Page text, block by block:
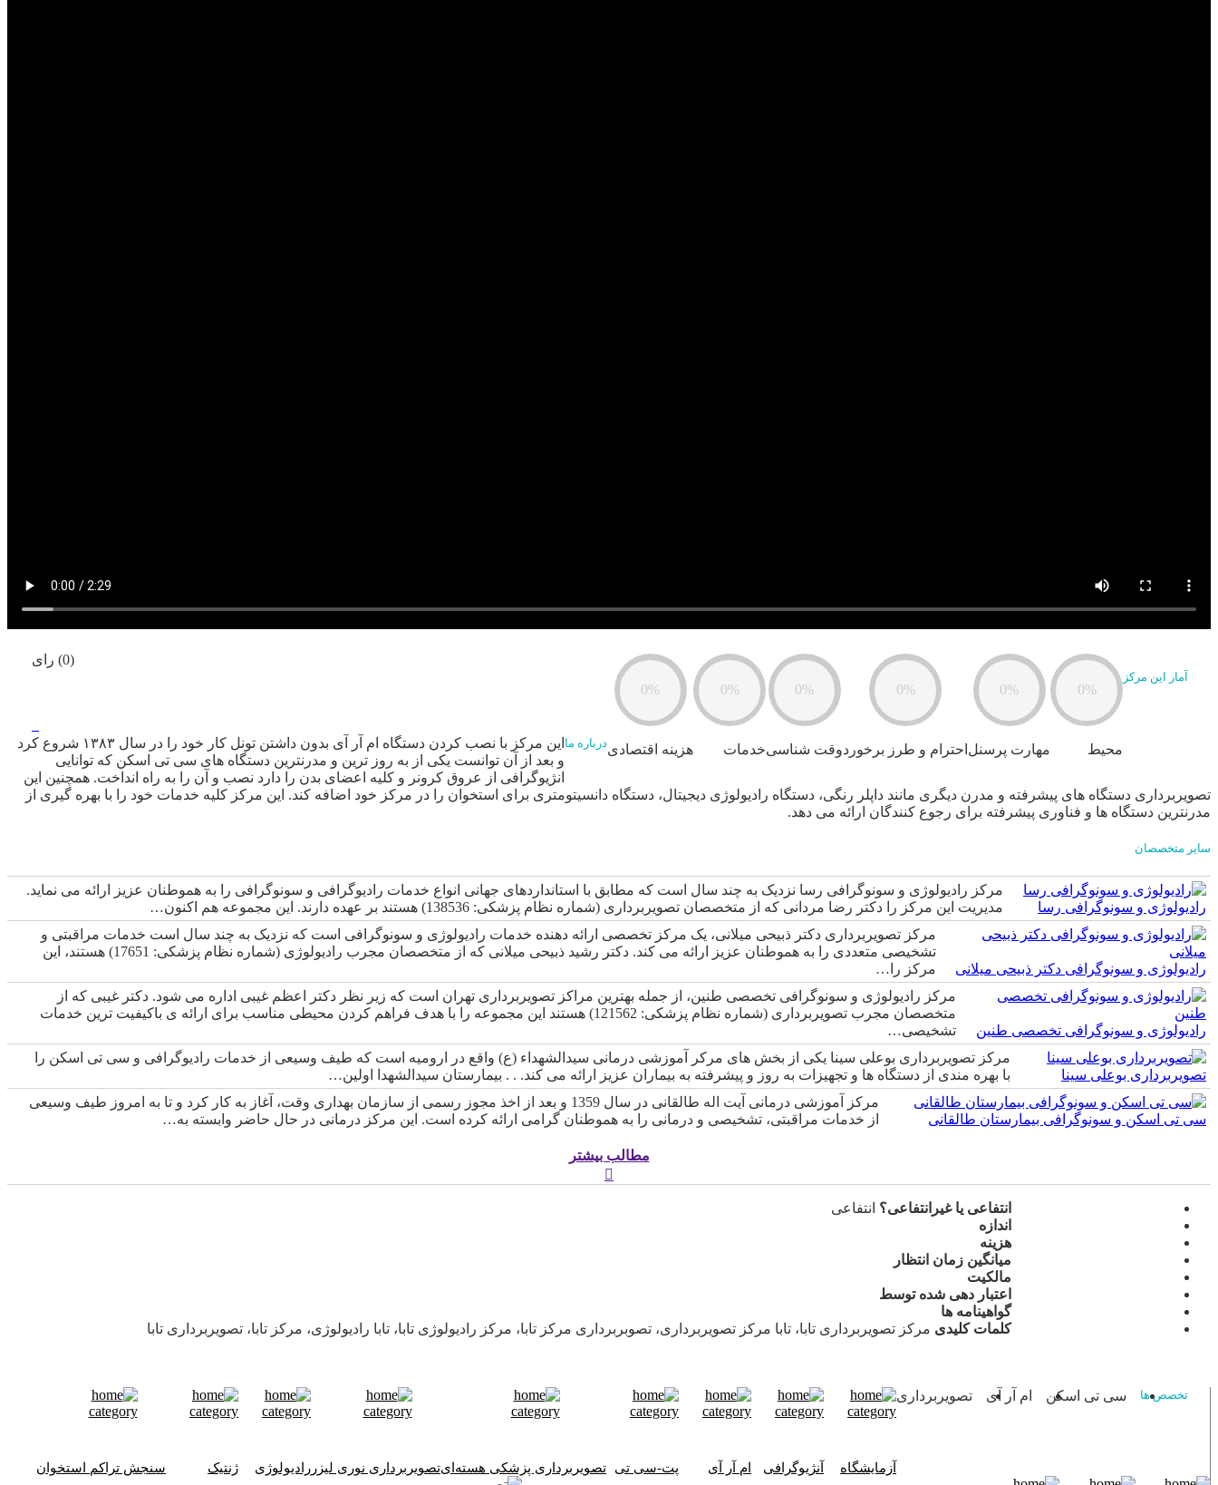
آمار این مرکز
(0) رای
0%
محیط
0%
مهارت پرسنل
0%
احترام و طرز برخورد
0%
وقت شناسی
0%
خدمات
0%
هزینه اقتصادیدرباره ما
این مرکز با نصب کردن دستگاه ام آر آی بدون داشتن تونل کار خود را در سال ۱۳۸۳ شروع کرد
و بعد از آن توانست یکی از به روز ترین و مدرنترین دستگاه های سی تی اسکن که توانایی
انژیوگرافی از عروق کرونر و کلیه اعضای بدن را دارد نصب و آن را به راه انداخت. همچنین این
تصویربرداری دستگاه های پیشرفته و مدرن دیگری مانند داپلر رنگی، دستگاه رادیولوژی دیجیتال، دستگاه دانسیتومتری برای استخوان را در مرکز خود اضافه کند. این مرکز کلیه خدمات خود را با بهره گیری از
مدرنترین دستگاه ها و فناوری پیشرفته برای رجوع کنندگان ارائه می دهد.
سایر متخصصان
رادیولوژی و سونوگرافی رسا
مرکز رادیولوژی و سونوگرافی رسا نزدیک به چند سال است که مطابق با استانداردهای جهانی انواع خدمات رادیوگرافی و سونوگرافی را به هموطنان عزیز ارائه می نماید.
مدیریت این مرکز را دکتر رضا مردانی که از متخصصان تصویربرداری (شماره نظام پزشکی: 138536) هستند بر عهده دارند. این مجموعه هم اکنون…
رادیولوژی و سونوگرافی دکتر ذبیحی میلانی
مرکز تصویربرداری دکتر ذبیحی میلانی، یک مرکز تخصصی ارائه دهنده خدمات رادیولوژی و سونوگرافی است که نزدیک به چند سال است خدمات مراقبتی و
تشخیصی متعددی را به هموطنان عزیز ارائه می کند. دکتر رشید ذبیحی میلانی که از متخصصان مجرب رادیولوژی (شماره نظام پزشکی: 17651) هستند، این
مرکز را…
رادیولوژی و سونوگرافی تخصصی طنین
مرکز رادیولوژی و سونوگرافی تخصصی طنین، از جمله بهترین مراکز تصویربرداری تهران است که زیر نظر دکتر اعظم غیبی اداره می شود. دکتر غیبی که از
متخصصان مجرب تصویربرداری (شماره نظام پزشکی: 121562) هستند این مجموعه را با هدف فراهم کردن محیطی مناسب برای ارائه ی باکیفیت ترین خدمات
تشخیصی…
تصویربرداری بوعلی سینا
مرکز تصویربرداری بوعلی سینا یکی از بخش های مرکر آموزشی درمانی سيدالشهداء (ع) واقع در ارومیه است که طیف وسیعی از خدمات رادیوگرافی و سی تی اسکن را
با بهره مندی از دستگاه ها و تجهیزات به روز و پیشرفته به بیماران عزیز ارائه می کند. . . بیمارستان سیدالشهدا اولین…
سی تی اسکن و سونوگرافی بیمارستان طالقانی
مرکز آموزشی درمانی آیت اله طالقانی در سال 1359 و بعد از اخذ مجوز رسمی از سازمان بهداری وقت، آغاز به کار کرد و تا به امروز طیف وسیعی
از خدمات مراقبتی، تشخیصی و درمانی را به هموطنان گرامی ارائه کرده است. این مرکز درمانی در حال حاضر وابسته به…
مطالب بیشتر
انتفاعی یا غیرانتفاعی؟ انتفاعی
اندازه
هزینه
میانگین زمان انتظار
مالکیت
اعتبار دهی شده توسط
گواهینامه ها
کلمات کلیدی مرکز تصویربرداری تابا، تابا مرکز تصویربرداری، تصوبربرداری مرکز تابا، مرکز رادیولوژی تابا، تابا رادیولوژی، مرکز تابا، تصویربرداری تابا
تخصص ها سی تی اسکن ام آر آی تصویربرداری
آزمایشگاه آنژیوگرافی ام آر آی پت-سی تی تصویربرداری پزشکی هسته‌ایتصویربرداری نوری لیزر رادیولوژی ژنتیک سنجش تراکم استخوان